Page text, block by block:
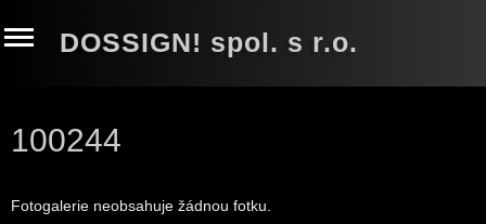
DOSSIGN! spol. s r.o.
100244
Fotogalerie neobsahuje žádnou fotku.